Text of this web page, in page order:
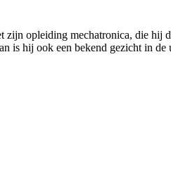
opleiding mechatronica, die hij
is hij ook een bekend gezicht in de